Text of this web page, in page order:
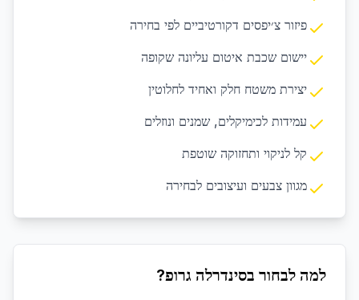
פיזור צ׳יפסים דקורטיביים לפי בחירה
יישום שכבת איטום עליונה שקופה
יצירת משטח חלק ואחיד לחלוטין
עמידות לכימיקלים, שמנים ונוזלים
קל לניקוי ותחזוקה שוטפת
מגוון צבעים ועיצובים לבחירה
למה לבחור בסינדרלה גרופ?